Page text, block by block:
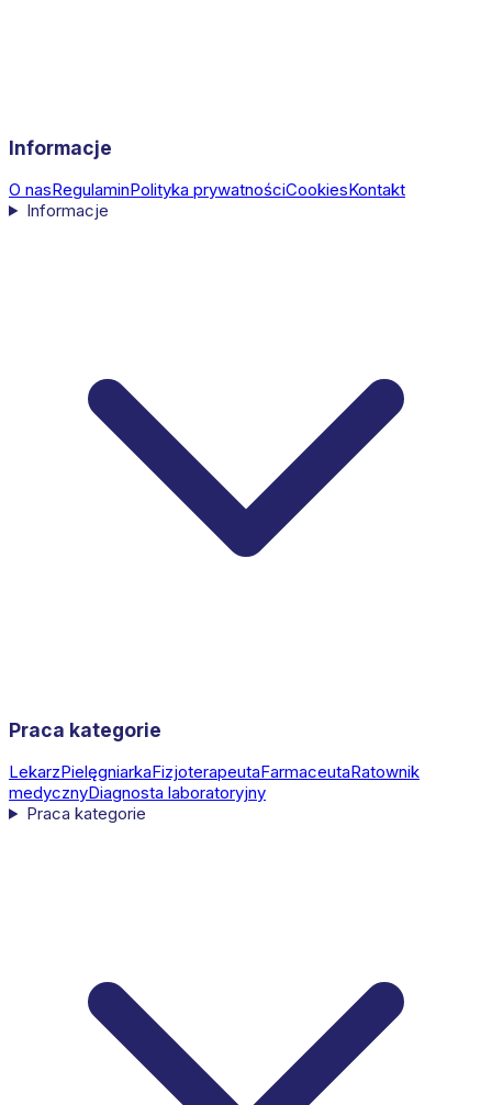
Informacje
O nasRegulaminPolityka prywatnościCookiesKontakt
Informacje
Praca kategorie
LekarzPielęgniarkaFizjoterapeutaFarmaceutaRatownik
medycznyDiagnosta laboratoryjny
Praca kategorie